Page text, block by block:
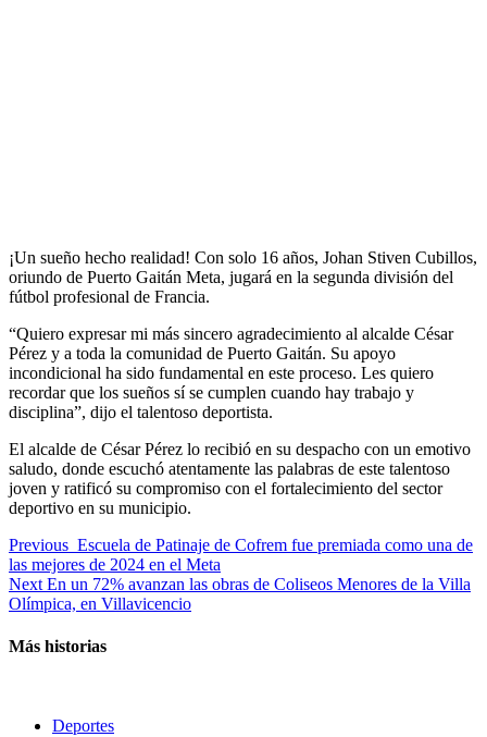
¡Un sueño hecho realidad! Con solo 16 años, Johan Stiven Cubillos,
oriundo de Puerto Gaitán Meta, jugará en la segunda división del
fútbol profesional de Francia.
“Quiero expresar mi más sincero agradecimiento al alcalde César
Pérez y a toda la comunidad de Puerto Gaitán. Su apoyo
incondicional ha sido fundamental en este proceso. Les quiero
recordar que los sueños sí se cumplen cuando hay trabajo y
disciplina”, dijo el talentoso deportista.
El alcalde de César Pérez lo recibió en su despacho con un emotivo
saludo, donde escuchó atentamente las palabras de este talentoso
joven y ratificó su compromiso con el fortalecimiento del sector
deportivo en su municipio.
Previous Escuela de Patinaje de Cofrem fue premiada como una de
las mejores de 2024 en el Meta
Next En un 72% avanzan las obras de Coliseos Menores de la Villa
Olímpica, en Villavicencio
Más historias
Deportes